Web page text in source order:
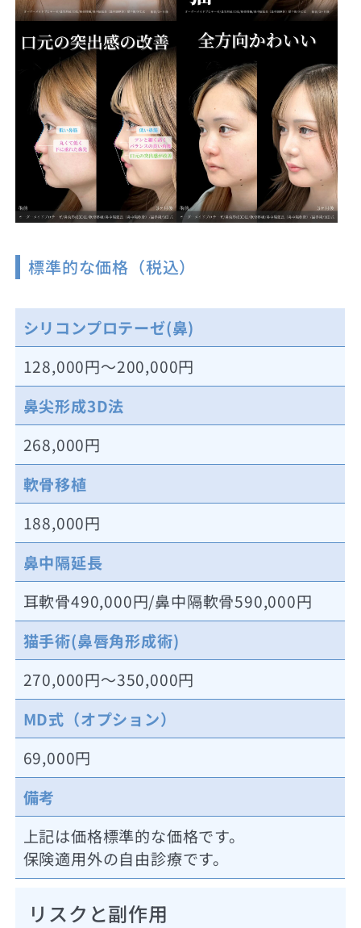
標準的な価格（税込）
シリコンプロテーゼ(鼻)
128,000円～200,000円
鼻尖形成3D法
268,000円
軟骨移植
188,000円
鼻中隔延長
耳軟骨490,000円/鼻中隔軟骨590,000円
猫手術(鼻唇角形成術)
270,000円～350,000円
MD式（オプション）
69,000円
備考
上記は価格標準的な価格です。
保険適用外の自由診療です。
リスクと副作用